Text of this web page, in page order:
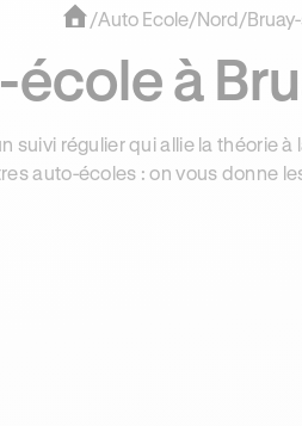
/Auto Ecole/Nord/
à
suivi régulier qui allie la théorie
auto-écoles : on vous donne